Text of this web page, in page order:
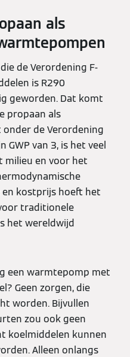
als
de Verordening F-
is R290
geworden. Dat komt
propaan als
de Verordening
GWP van 3, is het veel
milieu en voor het
en kostprijs hoeft het
traditionele
het wereldwijd
een warmtepomp met
Geen zorgen, die
worden. Bijvullen
zou ook geen
koelmiddelen kunnen
Alleen onlangs